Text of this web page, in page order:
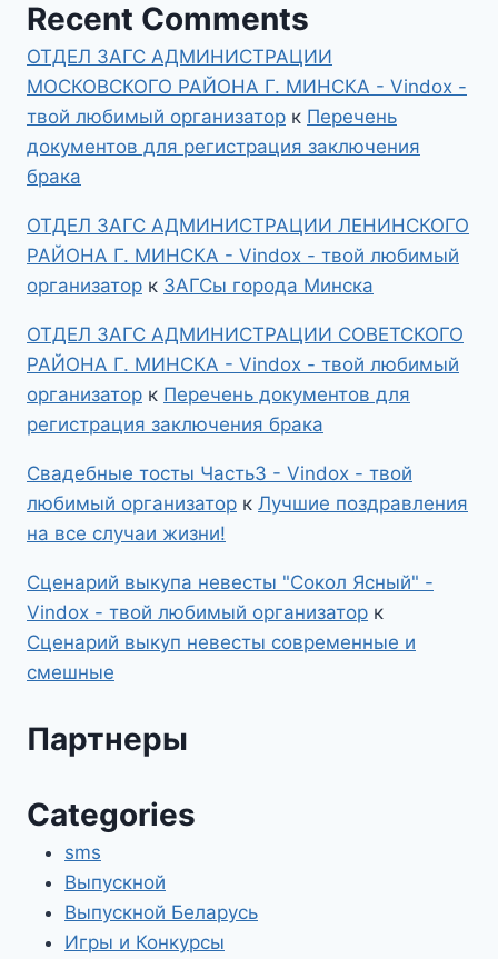
Recent Comments
ОТДЕЛ ЗАГС АДМИНИСТРАЦИИ
МОСКОВСКОГО РАЙОНА Г. МИНСКА - Vindox -
твой любимый организатор к Перечень
документов для регистрация заключения
брака
ОТДЕЛ ЗАГС АДМИНИСТРАЦИИ ЛЕНИНСКОГО
РАЙОНА Г. МИНСКА - Vindox - твой любимый
организатор к ЗАГСы города Минска
ОТДЕЛ ЗАГС АДМИНИСТРАЦИИ СОВЕТСКОГО
РАЙОНА Г. МИНСКА - Vindox - твой любимый
организатор к Перечень документов для
регистрация заключения брака
Свадебные тосты Часть3 - Vindox - твой
любимый организатор к Лучшие поздравления
на все случаи жизни!
Сценарий выкупа невесты "Сокол Ясный" -
Vindox - твой любимый организатор к
Сценарий выкуп невесты современные и
смешные
Партнеры
Categories
sms
Выпускной
Выпускной Беларусь
Игры и Конкурсы